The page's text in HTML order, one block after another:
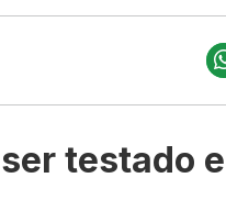
testado